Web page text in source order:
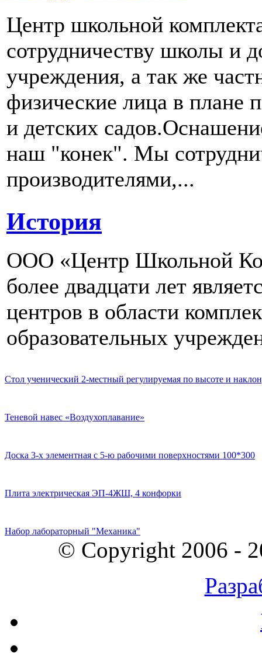
Центр школьной
сотрудничеству школы и
учреждения, а так же
физические лица в плане
и детских
наш "конек". Мы
производителями,...
История
ООО «Центр Школьной
более двадцати лет
центров в области
образовательных
Стол ученический 2-местный регулируемая по высоте и
Теневой навес «Воздухоплавание»
Доска 3-х элементная с 5-ю рабочими поверхностями 100*300
Плита электрическая ЭП-4ЖШ, 4 конфорки
Набор лабораторный "Механика"
© Copyright 2006 -